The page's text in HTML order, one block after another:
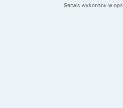
Serwis wykonany w